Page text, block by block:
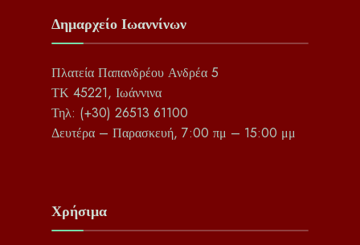
Δημαρχείο Ιωαννίνων
Πλατεία Παπανδρέου Ανδρέα 5
ΤΚ 45221, Ιωάννινα
Τηλ: (+30) 26513 61100
Δευτέρα – Παρασκευή, 7:00 πμ – 15:00 μμ
Χρήσιμα